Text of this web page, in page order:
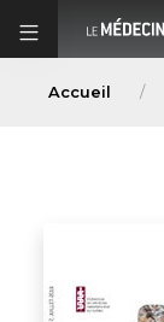
Accueil